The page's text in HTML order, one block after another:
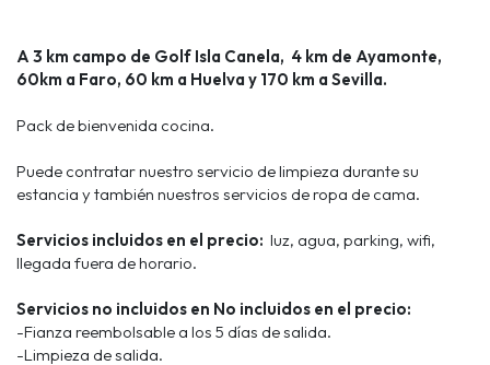
A 3 km campo de Golf Isla Canela, 4 km de Ayamonte,
60km a Faro, 60 km a Huelva y 170 km a Sevilla.
Pack de bienvenida cocina.
Puede contratar nuestro servicio de limpieza durante su
estancia y también nuestros servicios de ropa de cama.
Servicios incluidos en el precio: luz, agua, parking, wifi,
llegada fuera de horario.
Servicios no incluidos en No incluidos en el precio:
-Fianza reembolsable a los 5 días de salida.
-Limpieza de salida.